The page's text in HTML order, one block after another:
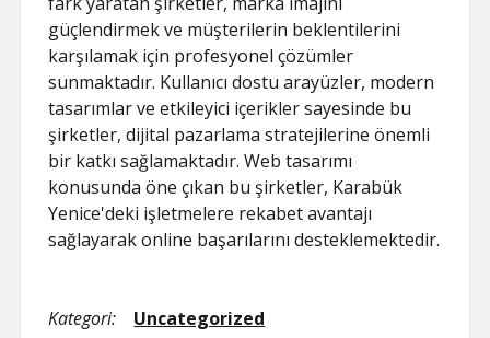
güçlendirmek ve müşterilerin beklentilerini
karşılamak için profesyonel çözümler
sunmaktadır. Kullanıcı dostu arayüzler, modern
tasarımlar ve etkileyici içerikler sayesinde bu
şirketler, dijital pazarlama stratejilerine önemli
bir katkı sağlamaktadır. Web tasarımı
konusunda öne çıkan bu şirketler, Karabük
Yenice'deki işletmelere rekabet avantajı
sağlayarak online başarılarını desteklemektedir.
Kategori: Uncategorized